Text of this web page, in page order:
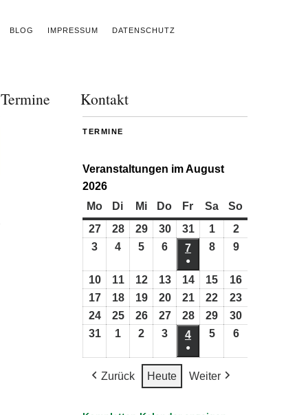
BLOG IMPRESSUM DATENSCHUTZ
Termine Kontakt
TERMINE
Veranstaltungen im August
2026
MoMontag
Di Dienstag
MiMittwoch
Do Donnerstag
Fr Freitag
SaSamstag
So
2727.
Juli
2828.
Juli
2929.
Juli
3030.
Juli
2026
3131.
Juli
11.
August
22.
August
3
2026
4
2026
5
2026
6
August
2026
7
2026
●
(1
Veranstaltung)
88.
2026
99.
2026
1010.
August
2026
1111.
August
2026
1212.
August
2026
1313.
August
2026
1414.
August
2026
15 15.
August
2026
16
1717.
August
2026
1818.
August
2026
1919.
August
2026
2020.
August
2026
2121.
August
2026
22 22.
August
2026
23
2424.
August
2525.
August
2626.
August
2727.
August
2026
2828.
August
29 29.
August
30
3131.1
2026
2
September
2026
3
September
2026
4
2026
●
Veranstaltung)
55.
66.
Zurück Heute Weiter